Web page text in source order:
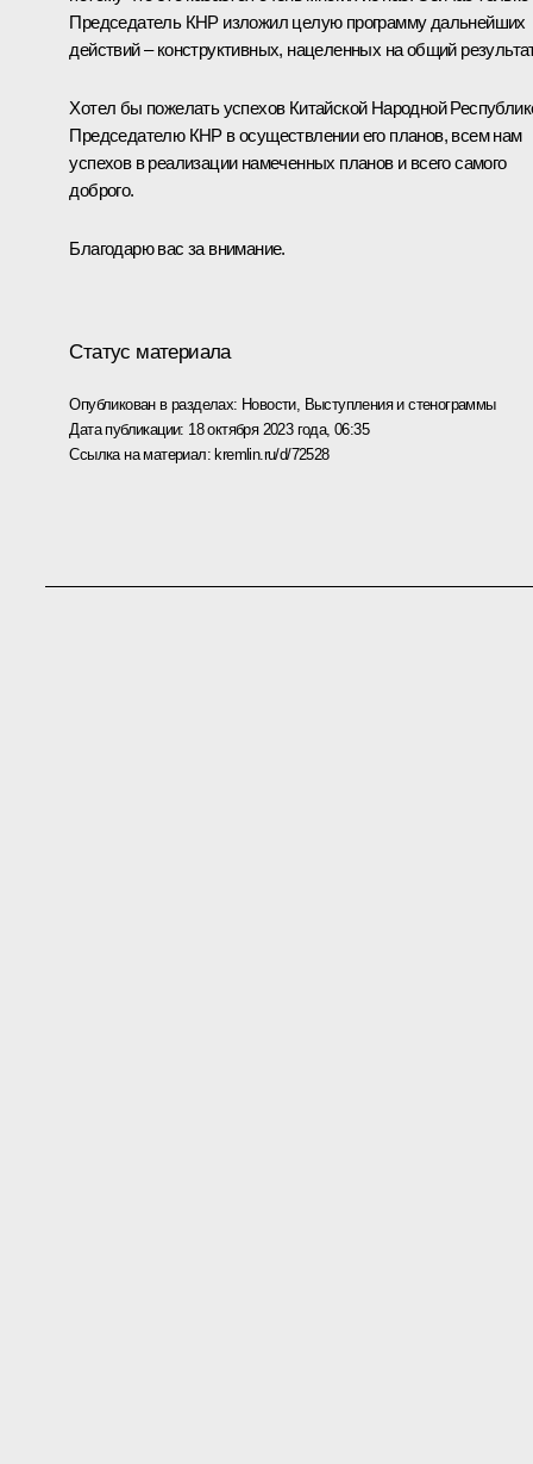
Председатель КНР изложил целую программу дальнейших
действий – конструктивных, нацеленных на общий
Хотел бы пожелать успехов Китайской Народной
Председателю КНР в осуществлении его планов, всем нам
успехов в реализации намеченных планов и всего самого
доброго.
Благодарю вас за внимание.
Статус материала
Опубликован в разделах: Новости, Выступления и стенограммы
Дата публикации: 18 октября 2023 года, 06:35
Ссылка на материал: kremlin.ru/d/72528